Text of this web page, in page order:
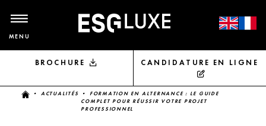
MENU
BROCHURE CANDIDATURE EN LIGNE
Vous êtes ici
• ACTUALITÉS
• FORMATION EN ALTERNANCE : LE GUIDE
COMPLET POUR RÉUSSIR VOTRE PROJET
PROFESSIONNEL